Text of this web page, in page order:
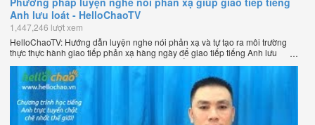
Anh lưu loát - HelloChaoTV
1,447,246 lượt xem
HelloChaoTV: Hướng dẫn luyện nghe nói phản xạ và tự tạo ra môi trường
thực thực hành giao tiếp phản xạ hàng ngày để giao tiếp tiếng Anh lưu
loát như người bản xứ của thầy Phạm Việt Thắng - đồng sáng lập
HelloChao.vn - Chương trình dạy tiếng Anh trực tuyến chặt chẽ nhất thế
giới.